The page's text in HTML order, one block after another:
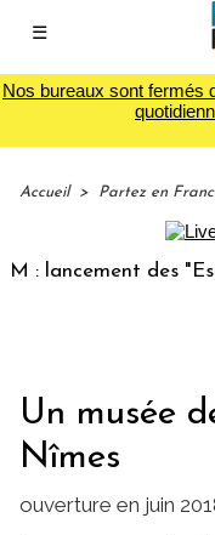
☰
Nos bureaux sont fermés
Accueil > Partez en
des
Un musée
Nîmes
ouverture en juin